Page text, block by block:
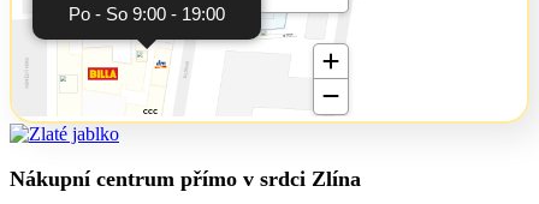
Nákupní centrum přímo v srdci Zlína